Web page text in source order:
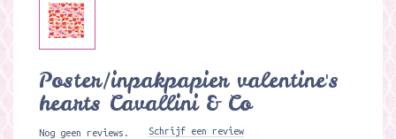
Poster/inpakpapier valentine's
hearts Cavallini & Co
Nog geen reviews. Schrijf een review